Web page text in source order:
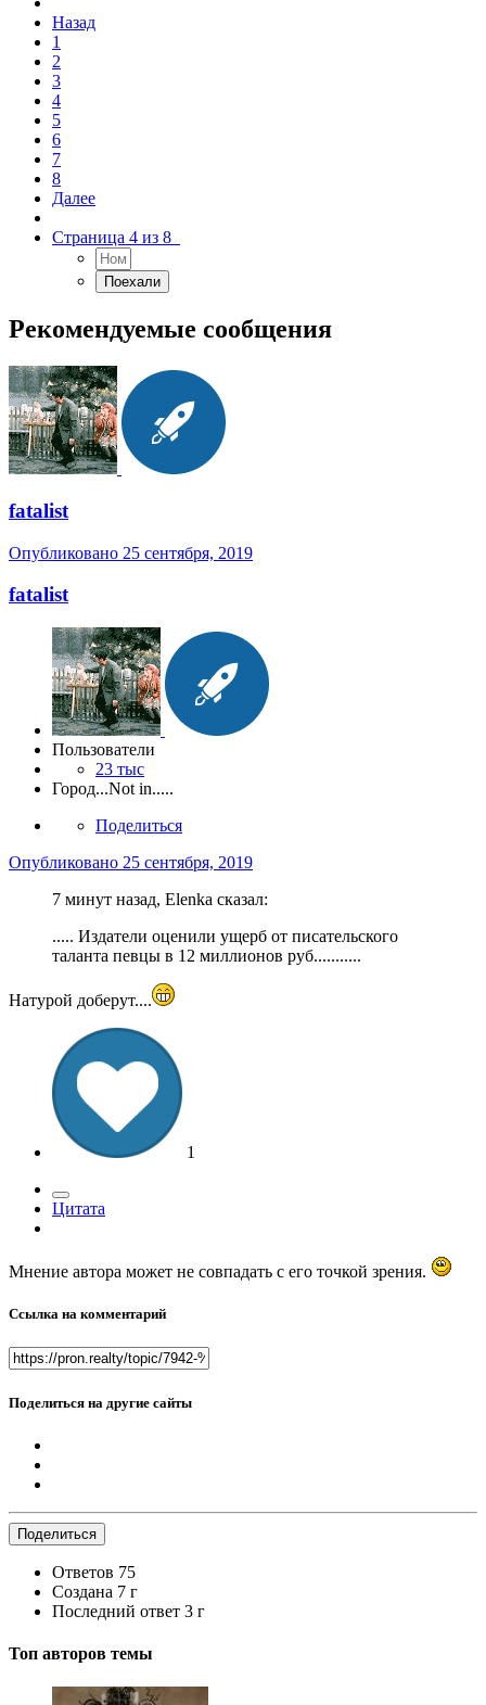
Назад
1
2
3
4
5
6
7
8
Далее
Страница 4 из 8
Рекомендуемые сообщения
fatalist
Опубликовано 25 сентября, 2019
fatalist
Пользователи
23 тыс
Город...Not in.....
Поделиться
Опубликовано 25 сентября, 2019
7 минут назад, Elenka сказал:
..... Издатели оценили ущерб от писательского
таланта певцы в 12 миллионов руб...........
Натурой доберут....
1
Цитата
Мнение автора может не совпадать с его точкой зрения.
Ссылка на комментарий
Поделиться на другие сайты
Поделиться
Ответов 75
Создана 7 г
Последний ответ 3 г
Топ авторов темы